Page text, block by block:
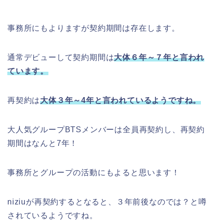
事務所にもよりますが契約期間は存在します。
通常デビューして契約期間は大体６年～７年と言われ
ています。
再契約は大体３年～4年と言われているようですね。
大人気グループBTSメンバーは全員再契約し、再契約
期間はなんと7年！
事務所とグループの活動にもよると思います！
niziuが再契約するとなると、３年前後なのでは？と噂
されているようですね。